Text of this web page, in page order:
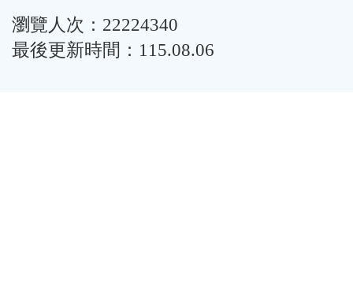
瀏覽人次：22224340
最後更新時間：115.08.06